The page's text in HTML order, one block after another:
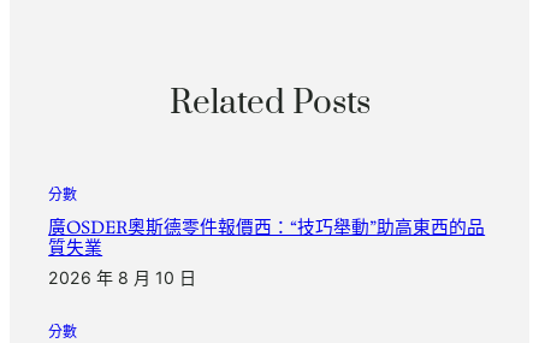
Related Posts
分數
廣OSDER奧斯德零件報價西：“技巧舉動”助高東西的品
質失業
2026 年 8 月 10 日
分數